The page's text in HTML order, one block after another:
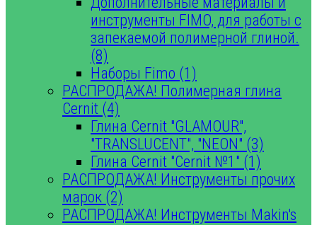
инструменты FIMO, для работы с
запекаемой полимерной глиной.
(8)
Наборы Fimo (1)
РАСПРОДАЖА! Полимерная глина
Cernit (4)
Глина Cernit "GLAMOUR",
"TRANSLUCENT", "NEON" (3)
Глина Cernit "Cernit №1" (1)
РАСПРОДАЖА! Инструменты прочих
марок (2)
РАСПРОДАЖА! Инструменты Makin's